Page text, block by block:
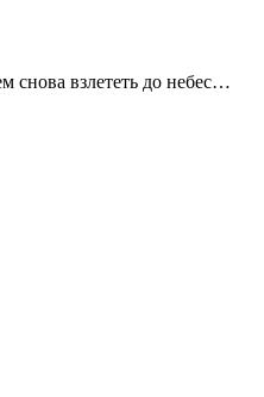
снова взлететь до небес…